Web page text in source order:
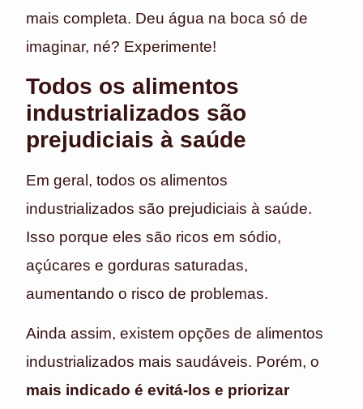
mais completa. Deu água na boca só de
imaginar, né? Experimente!
Todos os alimentos
industrializados são
prejudiciais à saúde
Em geral, todos os alimentos
industrializados são prejudiciais à saúde.
Isso porque eles são ricos em sódio,
açúcares e gorduras saturadas,
aumentando o risco de problemas.
Ainda assim, existem opções de alimentos
industrializados mais saudáveis. Porém, o
mais indicado é evitá-los e priorizar